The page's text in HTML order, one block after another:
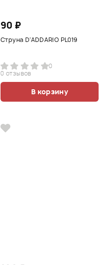
90 ₽
Струна D'ADDARIO PL019
0
0 отзывов
В корзину